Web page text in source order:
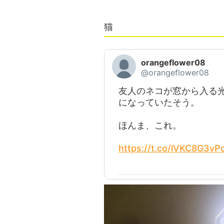
猫
orangeflower08
@orangeflower08
友人のネコが窓から入る
になっていたそう。
ほんま、これ。
https://t.co/